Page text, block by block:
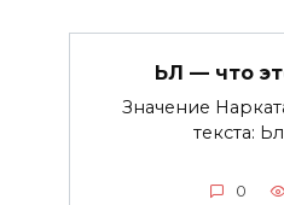
ЬЛ — что
Значение
текста:
0